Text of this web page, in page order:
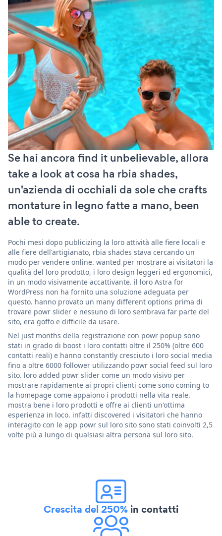
Se hai ancora find it unbelievable, allora
take a look at cosa ha rbia shades,
un'azienda di occhiali da sole che crafts
montature in legno fatte a mano, been
able to create.
Pochi mesi dopo publicizing la loro attività alle fiere locali e
alle fiere dell'artigianato, rbia shades stava cercando un
modo per vendere online. wanted per mostrare ai visitatori la
qualità del loro prodotto, i loro design leggeri ed ergonomici,
in un modo visivamente accattivante. il loro Astra for
WordPress non ha fornito una soluzione adeguata per
questo. hanno provato un many different options prima di
trovare powr slider e nessuno di loro sembrava far parte del
sito, era goffo e difficile da usare.
Nel just months della registrazione con powr popup sono
stati in grado di boost i loro contatti oltre il 250% (oltre 600
contatti reali) e hanno constantly cresciuto i loro social media
fino a oltre 6000 follower utilizzando powr social feed sul loro
sito. loro added powr slider come un modo visivo per
mostrare rapidamente ai propri clienti come sono coming to
la homepage come appaiono i prodotti nella vita reale.
mostra bene i loro prodotti e offre ai clienti un'ottima
esperienza in loco. infatti discovered i visitatori che hanno
interagito con le app powr sul loro sito sono stati coinvolti 2,5
volte più a lungo di qualsiasi altra persona sul loro sito.
Crescita del 250% in contatti